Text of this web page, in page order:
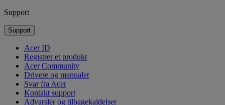
Support
Support
Acer ID
Registrer et produkt
Acer Community
Drivere og manualer
Svar fra Acer
Kontakt support
Advarsler og tilbagekaldelser